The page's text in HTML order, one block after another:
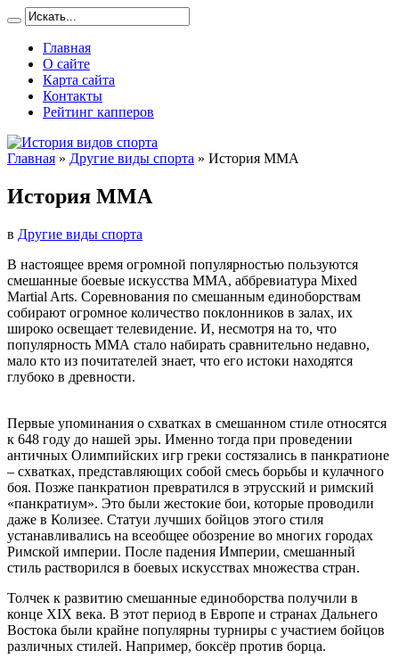
Главная
О сайте
Карта сайта
Контакты
Рейтинг капперов
Главная » Другие виды спорта » История ММА
История ММА
в Другие виды спорта
В настоящее время огромной популярностью пользуются
смешанные боевые искусства ММА, аббревиатура Mixed
Martial Arts. Соревнования по смешанным единоборствам
собирают огромное количество поклонников в залах, их
широко освещает телевидение. И, несмотря на то, что
популярность ММА стало набирать сравнительно недавно,
мало кто из почитателей знает, что его истоки находятся
глубоко в древности.
Первые упоминания о схватках в смешанном стиле относятся
к 648 году до нашей эры. Именно тогда при проведении
античных Олимпийских игр греки состязались в панкратионе
– схватках, представляющих собой смесь борьбы и кулачного
боя. Позже панкратион превратился в этрусский и римский
«панкратиум». Это были жестокие бои, которые проводили
даже в Колизее. Статуи лучших бойцов этого стиля
устанавливались на всеобщее обозрение во многих городах
Римской империи. После падения Империи, смешанный
стиль растворился в боевых искусствах множества стран.
Толчек к развитию смешанные единоборства получили в
конце XIX века. В этот период в Европе и странах Дальнего
Востока были крайне популярны турниры с участием бойцов
различных стилей. Например, боксёр против борца.